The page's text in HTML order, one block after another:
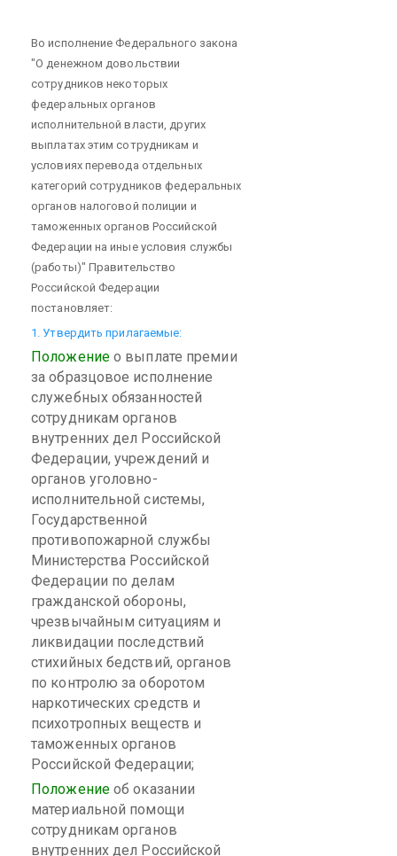
Во исполнение Федерального закона
"О денежном довольствии
сотрудников некоторых
федеральных органов
исполнительной власти, других
выплатах этим сотрудникам и
условиях перевода отдельных
категорий сотрудников федеральных
органов налоговой полиции и
таможенных органов Российской
Федерации на иные условия службы
(работы)" Правительство
Российской Федерации
постановляет:
1. Утвердить прилагаемые:
Положениео выплате премии
за образцовое исполнение
служебных обязанностей
сотрудникам органов
внутренних дел Российской
Федерации, учреждений и
органов уголовно-
исполнительной системы,
Государственной
противопожарной службы
Министерства Российской
Федерации по делам
гражданской обороны,
чрезвычайным ситуациям и
ликвидации последствий
стихийных бедствий, органов
по контролю за оборотом
наркотических средств и
психотропных веществ и
таможенных органов
Российской Федерации;
Положениеоб оказании
материальной помощи
сотрудникам органов
внутренних дел Российской